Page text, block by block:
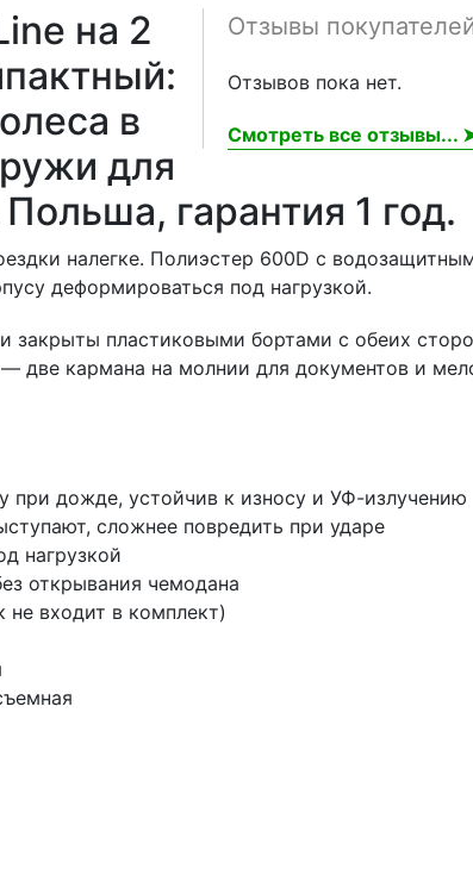
Отзывы
Отзывов пока нет.
Смотреть все отзывы...
на 2
в
для
гарантия 1 год.
налегке. Полиэстер 600D с
деформироваться под нагрузкой.
закрыты пластиковыми бортами с обеих
две кармана на молнии для документов и
при дожде, устойчив к износу и УФ-излучению
сложнее повредить при ударе
нагрузкой
открывания чемодана
входит в комплект)